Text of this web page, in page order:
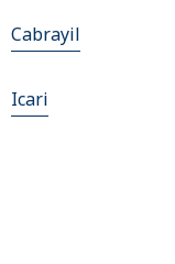
Cabrayil
Icari